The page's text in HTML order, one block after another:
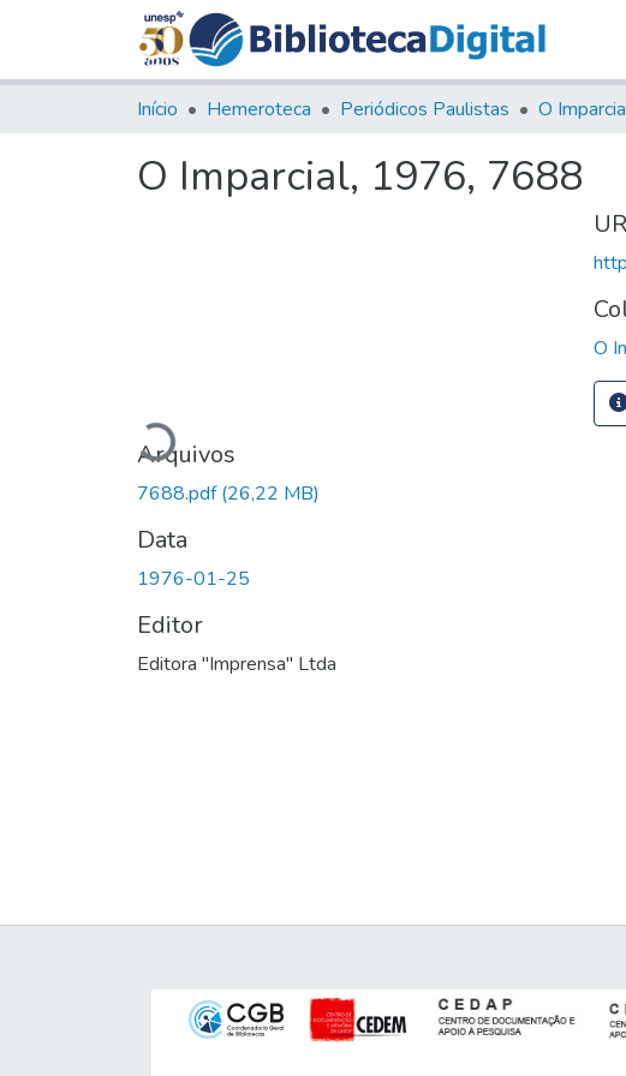
Início Hemeroteca Periódicos Paulistas O
O Imparcial, 1976, 7688
Carregando...
Arquivos
7688.pdf(26,22 MB)
Data
1976-01-25
Editor
Editora "Imprensa" Ltda
O